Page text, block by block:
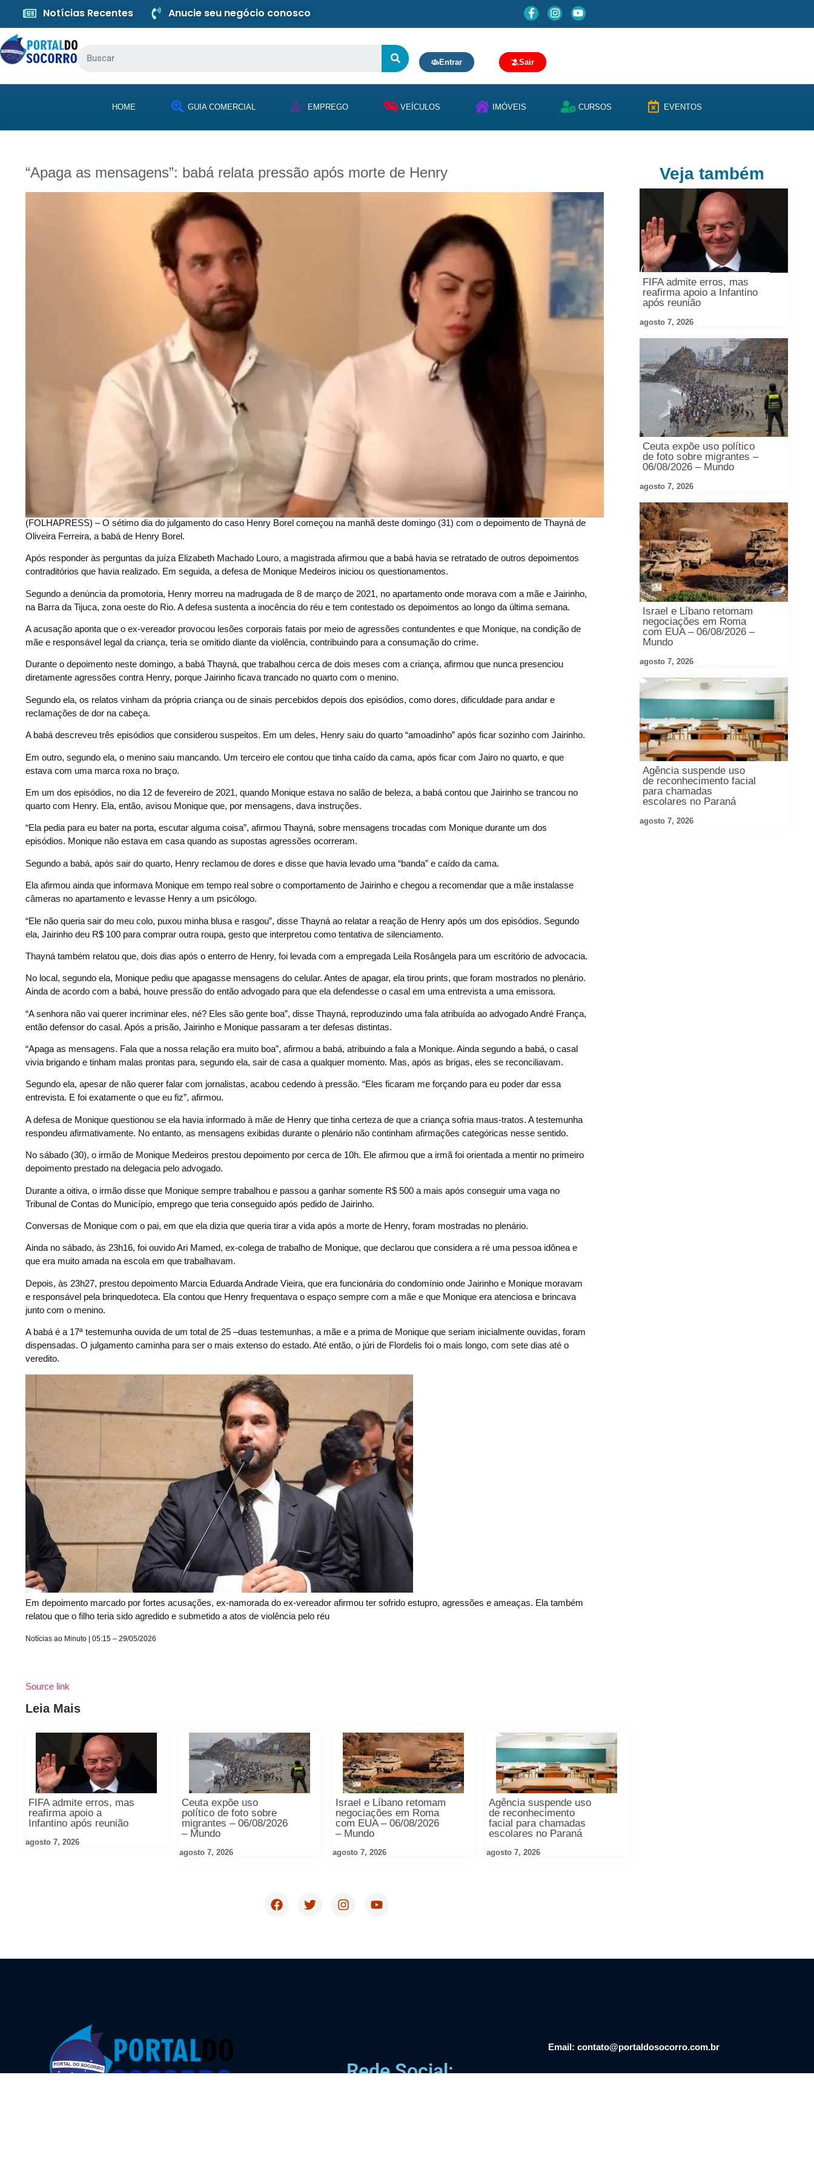
Notícias Recentes Anucie seu negócio conosco
Entrar Sair
HOME GUIA COMERCIAL EMPREGO VEÍCULOS IMÓVEIS CURSOS EVENTOS
“Apaga as mensagens”: babá relata pressão após morte de Henry
(FOLHAPRESS) – O sétimo dia do julgamento do caso Henry Borel começou na manhã deste domingo (31) com o depoimento de Thayná de
Oliveira Ferreira, a babá de Henry Borel.
Após responder às perguntas da juíza Elizabeth Machado Louro, a magistrada afirmou que a babá havia se retratado de outros depoimentos
contraditórios que havia realizado. Em seguida, a defesa de Monique Medeiros iniciou os questionamentos.
Segundo a denúncia da promotoria, Henry morreu na madrugada de 8 de março de 2021, no apartamento onde morava com a mãe e Jairinho,
na Barra da Tijuca, zona oeste do Rio. A defesa sustenta a inocência do réu e tem contestado os depoimentos ao longo da última semana.
A acusação aponta que o ex-vereador provocou lesões corporais fatais por meio de agressões contundentes e que Monique, na condição de
mãe e responsável legal da criança, teria se omitido diante da violência, contribuindo para a consumação do crime.
Durante o depoimento neste domingo, a babá Thayná, que trabalhou cerca de dois meses com a criança, afirmou que nunca presenciou
diretamente agressões contra Henry, porque Jairinho ficava trancado no quarto com o menino.
Segundo ela, os relatos vinham da própria criança ou de sinais percebidos depois dos episódios, como dores, dificuldade para andar e
reclamações de dor na cabeça.
A babá descreveu três episódios que considerou suspeitos. Em um deles, Henry saiu do quarto “amoadinho” após ficar sozinho com Jairinho.
Em outro, segundo ela, o menino saiu mancando. Um terceiro ele contou que tinha caído da cama, após ficar com Jairo no quarto, e que
estava com uma marca roxa no braço.
Em um dos episódios, no dia 12 de fevereiro de 2021, quando Monique estava no salão de beleza, a babá contou que Jairinho se trancou no
quarto com Henry. Ela, então, avisou Monique que, por mensagens, dava instruções.
“Ela pedia para eu bater na porta, escutar alguma coisa”, afirmou Thayná, sobre mensagens trocadas com Monique durante um dos
episódios. Monique não estava em casa quando as supostas agressões ocorreram.
Segundo a babá, após sair do quarto, Henry reclamou de dores e disse que havia levado uma “banda” e caído da cama.
Ela afirmou ainda que informava Monique em tempo real sobre o comportamento de Jairinho e chegou a recomendar que a mãe instalasse
câmeras no apartamento e levasse Henry a um psicólogo.
“Ele não queria sair do meu colo, puxou minha blusa e rasgou”, disse Thayná ao relatar a reação de Henry após um dos episódios. Segundo
ela, Jairinho deu R$ 100 para comprar outra roupa, gesto que interpretou como tentativa de silenciamento.
Thayná também relatou que, dois dias após o enterro de Henry, foi levada com a empregada Leila Rosângela para um escritório de advocacia.
No local, segundo ela, Monique pediu que apagasse mensagens do celular. Antes de apagar, ela tirou prints, que foram mostrados no plenário.
Ainda de acordo com a babá, houve pressão do então advogado para que ela defendesse o casal em uma entrevista a uma emissora.
“A senhora não vai querer incriminar eles, né? Eles são gente boa”, disse Thayná, reproduzindo uma fala atribuída ao advogado André França,
então defensor do casal. Após a prisão, Jairinho e Monique passaram a ter defesas distintas.
“Apaga as mensagens. Fala que a nossa relação era muito boa”, afirmou a babá, atribuindo a fala a Monique. Ainda segundo a babá, o casal
vivia brigando e tinham malas prontas para, segundo ela, sair de casa a qualquer momento. Mas, após as brigas, eles se reconciliavam.
Segundo ela, apesar de não querer falar com jornalistas, acabou cedendo à pressão. “Eles ficaram me forçando para eu poder dar essa
entrevista. E foi exatamente o que eu fiz”, afirmou.
A defesa de Monique questionou se ela havia informado à mãe de Henry que tinha certeza de que a criança sofria maus-tratos. A testemunha
respondeu afirmativamente. No entanto, as mensagens exibidas durante o plenário não continham afirmações categóricas nesse sentido.
No sábado (30), o irmão de Monique Medeiros prestou depoimento por cerca de 10h. Ele afirmou que a irmã foi orientada a mentir no primeiro
depoimento prestado na delegacia pelo advogado.
Durante a oitiva, o irmão disse que Monique sempre trabalhou e passou a ganhar somente R$ 500 a mais após conseguir uma vaga no
Tribunal de Contas do Município, emprego que teria conseguido após pedido de Jairinho.
Conversas de Monique com o pai, em que ela dizia que queria tirar a vida após a morte de Henry, foram mostradas no plenário.
Ainda no sábado, às 23h16, foi ouvido Ari Mamed, ex-colega de trabalho de Monique, que declarou que considera a ré uma pessoa idônea e
que era muito amada na escola em que trabalhavam.
Depois, às 23h27, prestou depoimento Marcia Eduarda Andrade Vieira, que era funcionária do condomínio onde Jairinho e Monique moravam
e responsável pela brinquedoteca. Ela contou que Henry frequentava o espaço sempre com a mãe e que Monique era atenciosa e brincava
junto com o menino.
A babá é a 17ª testemunha ouvida de um total de 25 –duas testemunhas, a mãe e a prima de Monique que seriam inicialmente ouvidas, foram
dispensadas. O julgamento caminha para ser o mais extenso do estado. Até então, o júri de Flordelis foi o mais longo, com sete dias até o
veredito.
Em depoimento marcado por fortes acusações, ex-namorada do ex-vereador afirmou ter sofrido estupro, agressões e ameaças. Ela também
relatou que o filho teria sido agredido e submetido a atos de violência pelo réu
Notícias ao Minuto | 05:15 – 29/05/2026
Source link
Leia Mais
FIFA admite erros, mas
reafirma apoio a
Infantino após reunião
agosto 7, 2026
Ceuta expõe uso
político de foto sobre
migrantes – 06/08/2026
– Mundo
agosto 7, 2026
Israel e Líbano retomam
negociações em Roma
com EUA – 06/08/2026
– Mundo
agosto 7, 2026
Agência suspende uso
de reconhecimento
facial para chamadas
escolares no Paraná
agosto 7, 2026
Veja também
FIFA admite erros, mas
reafirma apoio a Infantino
após reunião
agosto 7, 2026
Ceuta expõe uso político
de foto sobre migrantes –
06/08/2026 – Mundo
agosto 7, 2026
Israel e Líbano retomam
negociações em Roma
com EUA – 06/08/2026 –
Mundo
agosto 7, 2026
Agência suspende uso
de reconhecimento facial
para chamadas
escolares no Paraná
agosto 7, 2026
Rede Social:
Email: contato@portaldosocorro.com.br